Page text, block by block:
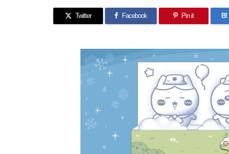
Twitter Facebook Pin it B!